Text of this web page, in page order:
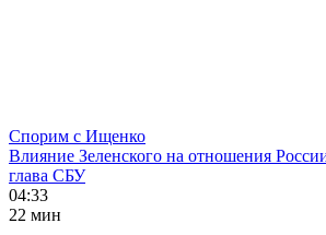
Спорим с Ищенко
Влияние Зеленского на отношения
глава СБУ
04:33
22 мин